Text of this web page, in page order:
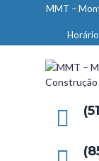
ENGENHARIA
LIMPEZA E
MANUTENÇÃO
MMT –